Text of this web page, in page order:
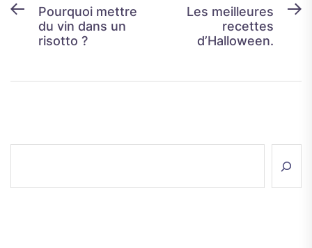
Navigation
Previous
post:
Pourquoi mettre
du vin dans un
risotto ?
Les meilleures
recettes
d’Halloween.